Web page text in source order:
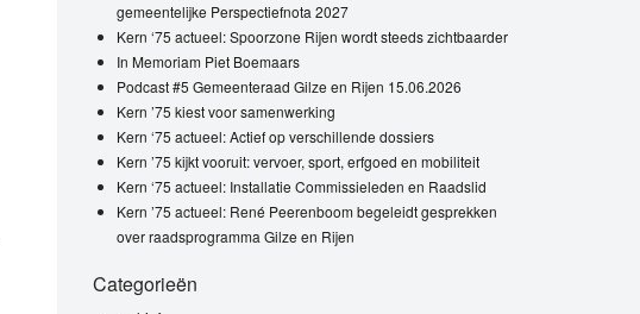
gemeentelijke Perspectiefnota 2027
Kern ‘75 actueel: Spoorzone Rijen wordt steeds zichtbaarder
In Memoriam Piet Boemaars
Podcast #5 Gemeenteraad Gilze en Rijen 15.06.2026
Kern ’75 kiest voor samenwerking
Kern ‘75 actueel: Actief op verschillende dossiers
Kern ’75 kijkt vooruit: vervoer, sport, erfgoed en mobiliteit
Kern ‘75 actueel: Installatie Commissieleden en Raadslid
Kern ’75 actueel: René Peerenboom begeleidt gesprekken
over raadsprogramma Gilze en Rijen
Categorieën